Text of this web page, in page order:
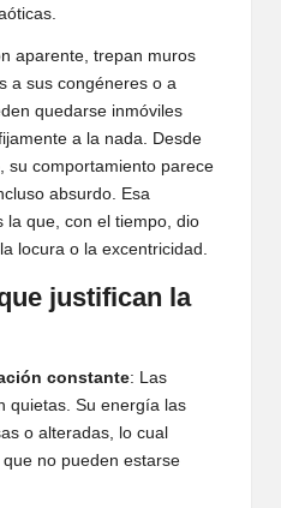
aparente, trepan muros
a sus congéneres o a
quedarse inmóviles
a la nada. Desde
su comportamiento parece
absurdo. Esa
la que, con el tiempo, dio
locura o la excentricidad.
justifican la
constante: Las
quietas. Su energía las
o alteradas, lo cual
no pueden estarse